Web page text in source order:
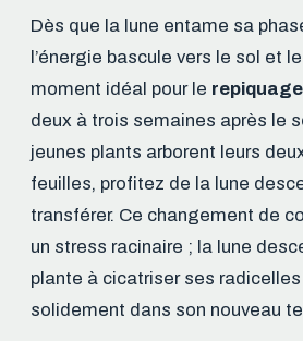
Dès que la lune entame sa
l’énergie bascule vers le sol et
moment idéal pour le
deux à trois semaines après le
jeunes plants arborent leurs
feuilles, profitez de la lune
transférer. Ce changement de
un stress racinaire ; la lune
plante à cicatriser ses radicelles
solidement dans son nouveau